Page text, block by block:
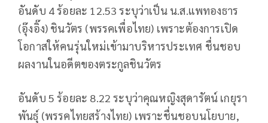
อันดับ 4 ร้อยละ 12.53 ระบุว่าเป็น น.ส.แพทองธาร
(อุ๊งอิ๊ง) ชินวัตร (พรรคเพื่อไทย) เพราะต้องการเปิด
โอกาสให้คนรุ่นใหม่เข้ามาบริหารประเทศ ชื่นชอบ
ผลงานในอดีตของตระกูลชินวัตร
อันดับ 5 ร้อยละ 8.22 ระบุว่าคุณหญิงสุดารัตน์ เกยุรา
พันธุ์ (พรรคไทยสร้างไทย) เพราะชื่นชอบนโยบาย,